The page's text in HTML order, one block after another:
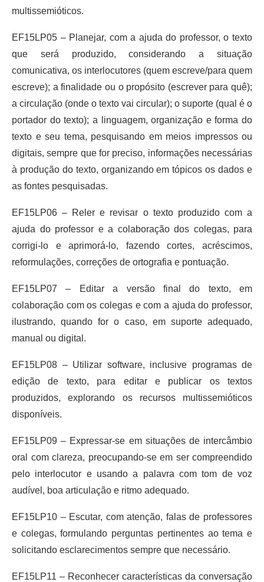
multissemióticos.
EF15LP05 – Planejar, com a ajuda do professor, o texto
que será produzido, considerando a situação
comunicativa, os interlocutores (quem escreve/para quem
escreve); a finalidade ou o propósito (escrever para quê);
a circulação (onde o texto vai circular); o suporte (qual é o
portador do texto); a linguagem, organização e forma do
texto e seu tema, pesquisando em meios impressos ou
digitais, sempre que for preciso, informações necessárias
à produção do texto, organizando em tópicos os dados e
as fontes pesquisadas.
EF15LP06 – Reler e revisar o texto produzido com a
ajuda do professor e a colaboração dos colegas, para
corrigi-lo e aprimorá-lo, fazendo cortes, acréscimos,
reformulações, correções de ortografia e pontuação.
EF15LP07 – Editar a versão final do texto, em
colaboração com os colegas e com a ajuda do professor,
ilustrando, quando for o caso, em suporte adequado,
manual ou digital.
EF15LP08 – Utilizar software, inclusive programas de
edição de texto, para editar e publicar os textos
produzidos, explorando os recursos multissemióticos
disponíveis.
EF15LP09 – Expressar-se em situações de intercâmbio
oral com clareza, preocupando-se em ser compreendido
pelo interlocutor e usando a palavra com tom de voz
audível, boa articulação e ritmo adequado.
EF15LP10 – Escutar, com atenção, falas de professores
e colegas, formulando perguntas pertinentes ao tema e
solicitando esclarecimentos sempre que necessário.
EF15LP11 – Reconhecer características da conversação